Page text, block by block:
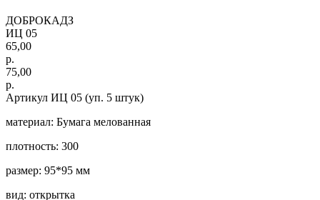
ДОБРОКАДЗ
ИЦ 05
65,00
р.
75,00
р.
Артикул ИЦ 05 (уп. 5 штук)
материал: Бумага мелованная
плотность: 300
размер: 95*95 мм
вид: открытка